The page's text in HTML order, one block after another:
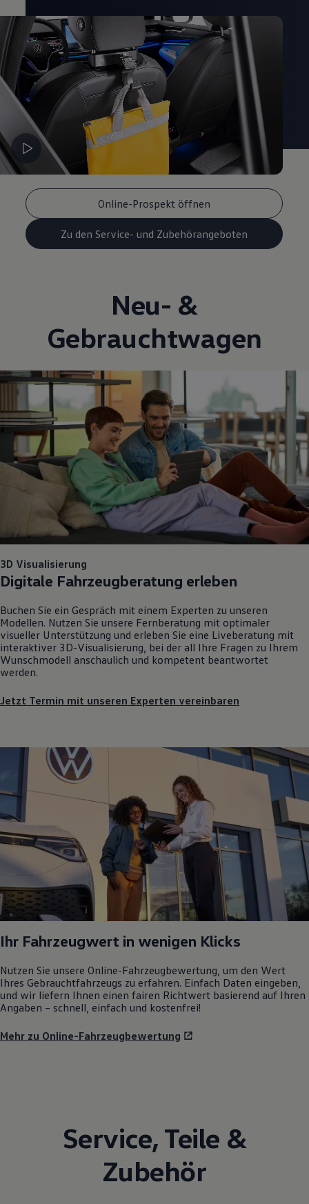
Online-Prospekt öffnen
Zu den Service- und Zubehörangeboten
Neu- &
Gebrauchtwagen
3D Visualisierung
Digitale Fahrzeugberatung erleben
Buchen Sie ein Gespräch mit einem Experten zu unseren
Modellen. Nutzen Sie unsere Fernberatung mit optimaler
visueller Unterstützung und erleben Sie eine Liveberatung mit
interaktiver 3D-Visualisierung, bei der all Ihre Fragen zu Ihrem
Wunschmodell anschaulich und kompetent beantwortet
werden.
Jetzt Termin mit unseren Experten vereinbaren
Ihr Fahrzeugwert in wenigen Klicks
Nutzen Sie unsere Online-Fahrzeugbewertung, um den Wert
Ihres Gebrauchtfahrzeugs zu erfahren. Einfach Daten eingeben,
und wir liefern Ihnen einen fairen Richtwert basierend auf Ihren
Angaben – schnell, einfach und kostenfrei!
Mehr zu Online-Fahrzeugbewertung
Service, Teile &
Zubehör